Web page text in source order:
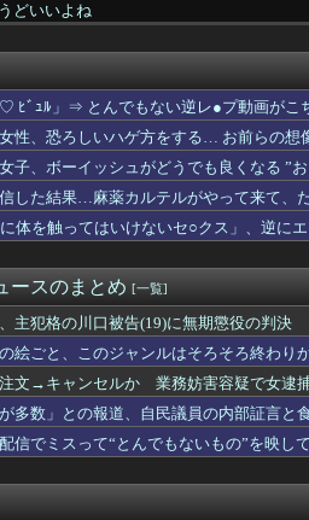
どいいよね
いポストを教えて」 grok「...
ｗｗｗｗｗ
ｗｗｗｗｗｗ
ｗｗ
すぎていたｗｗｗｗ
を履き…」論争に言及
た弁当がこちら…」→「どんな刺激...
うな美熟女だったｗｗｗｗｗｗ
←具体的には？
た方がいいゲームでも頑なにパッ...
察費」公表
火だ。俺とお前の能力じゃ勝負はつ...
い…
だPTSDという言葉は浸透さ...
てしまう・・・
な
かモードとシンプルモード搭載」「...
置の暗証番号入力に敗北「3回失敗...
までになく厳しい年になる」
ﾋﾞｭﾙ」⇒ とんでもない逆レ●プ動画がこ
性、恐ろしいハゲ方をする… お前らの
子、ボーイッシュがどうでも良くなる ”
した結果…麻薬カルテルがやって来て、
体を触ってはいけないセ○クス」、逆に
ースのまとめ [一覧]
主犯格の川口被告(19)に無期懲役の判決
絵ごと、このジャンルはそろそろ終わりか
注文→キャンセルか 業務妨害容疑で女逮
多数」との報道、自民議員の内部証言と
信でミスって“とんでもないもの”を映し